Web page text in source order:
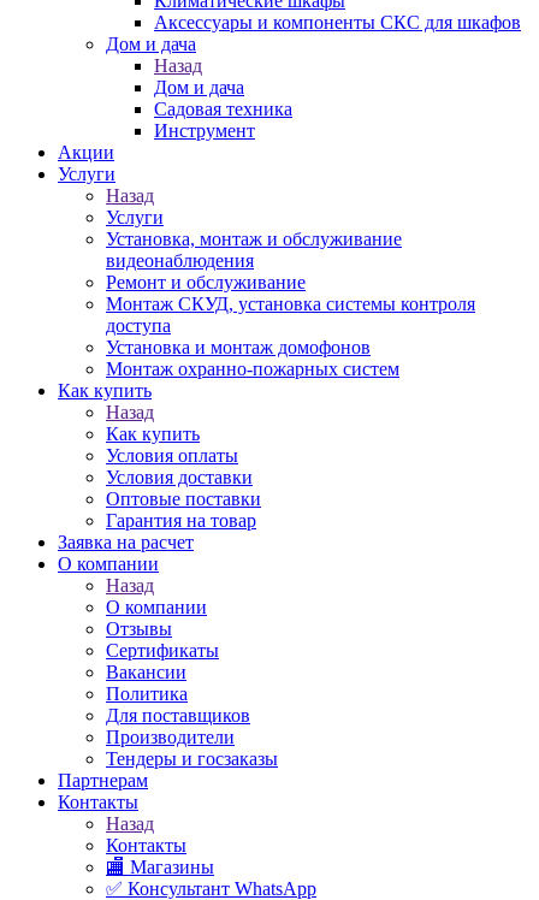
Аксессуары и компоненты СКС для шкафов
Дом и дача
Назад
Дом и дача
Садовая техника
Инструмент
Акции
Услуги
Назад
Услуги
Установка, монтаж и обслуживание
видеонаблюдения
Ремонт и обслуживание
Монтаж СКУД, установка системы контроля
доступа
Установка и монтаж домофонов
Монтаж охранно-пожарных систем
Как купить
Назад
Как купить
Условия оплаты
Условия доставки
Оптовые поставки
Гарантия на товар
Заявка на расчет
О компании
Назад
О компании
Отзывы
Сертификаты
Вакансии
Политика
Для поставщиков
Производители
Тендеры и госзаказы
Партнерам
Контакты
Назад
Контакты
🏬 Магазины
✅️ Консультант WhatsApp